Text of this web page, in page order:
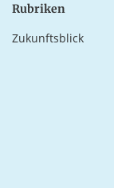
Rubriken
Zukunftsblick